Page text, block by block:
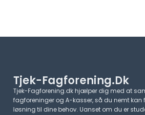
Tjek-Fagforening.dk
Tjek-Fagforening.dk hjælper dig med at
fagforeninger og A-kasser, så du nemt kan
løsning til dine behov. Uanset om du er